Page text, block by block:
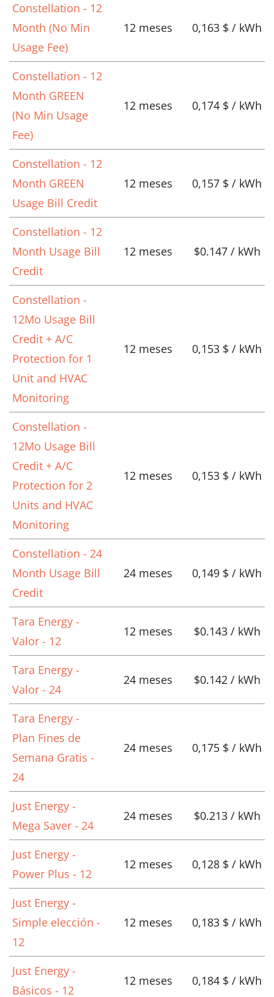
Constellation - 12
Month (No Min
Usage Fee)
12 meses 0,163 $ / kWh
Constellation - 12
Month GREEN
(No Min Usage
Fee)
12 meses 0,174 $ / kWh
Constellation - 12
Month GREEN
Usage Bill Credit
12 meses 0,157 $ / kWh
Constellation - 12
Month Usage Bill
Credit
12 meses $0.147 / kWh
Constellation -
12Mo Usage Bill
Credit + A/C
Protection for 1
Unit and HVAC
Monitoring
12 meses 0,153 $ / kWh
Constellation -
12Mo Usage Bill
Credit + A/C
Protection for 2
Units and HVAC
Monitoring
12 meses 0,153 $ / kWh
Constellation - 24
Month Usage Bill
Credit
24 meses 0,149 $ / kWh
Tara Energy -
Valor - 12
12 meses $0.143 / kWh
Tara Energy -
Valor - 24
24 meses $0.142 / kWh
Tara Energy -
Plan Fines de
Semana Gratis -
24
24 meses 0,175 $ / kWh
Just Energy -
Mega Saver - 24
24 meses $0.213 / kWh
Just Energy -
Power Plus - 12
12 meses 0,128 $ / kWh
Just Energy -
Simple elección -
12
12 meses 0,183 $ / kWh
Just Energy -
Básicos - 12
12 meses 0,184 $ / kWh